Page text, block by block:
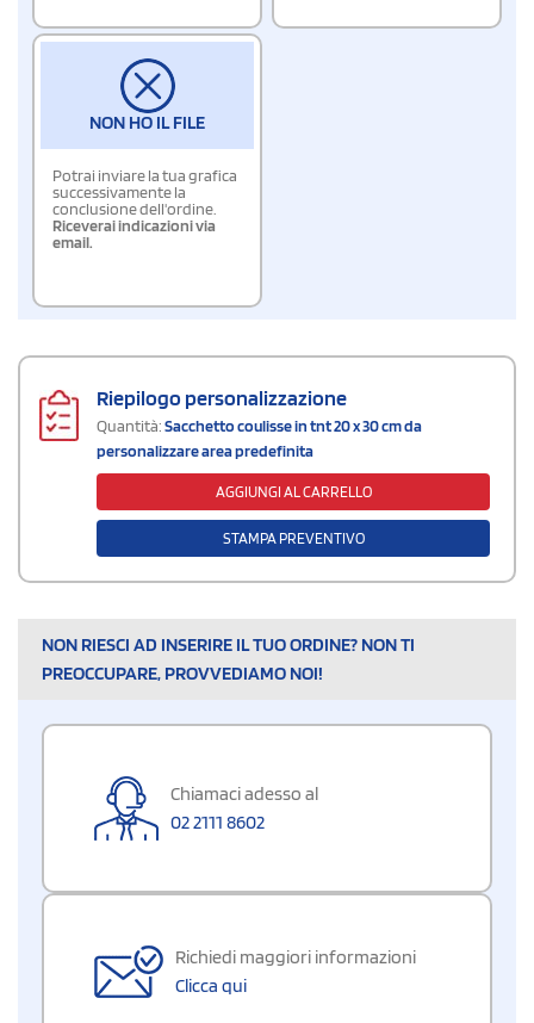
NON HO IL FILE
Potrai inviare la tua grafica
successivamente la
conclusione dell'ordine.
Riceverai indicazioni via
email.
Riepilogo personalizzazione
Quantità:Sacchetto coulisse in tnt 20 x 30 cm da
personalizzare area predefinita
AGGIUNGI AL CARRELLO
STAMPA PREVENTIVO
NON RIESCI AD INSERIRE IL TUO ORDINE? NON TI
PREOCCUPARE, PROVVEDIAMO NOI!
Chiamaci adesso al
02 2111 8602
Richiedi maggiori informazioni
Clicca qui